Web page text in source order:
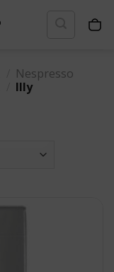
Nespresso
Illy